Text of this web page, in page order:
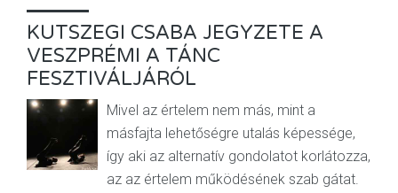
KUTSZEGI CSABA JEGYZETE A
VESZPRÉMI A TÁNC
FESZTIVÁLJÁRÓL
Mivel az értelem nem más, mint a
másfajta lehetőségre utalás képessége,
így aki az alternatív gondolatot korlátozza,
az az értelem működésének szab gátat.